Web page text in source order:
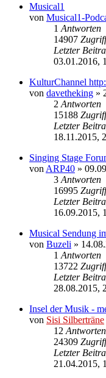
Musical1
von Musical1-
1 Antworten
14907
Letzter
03.01.2016,
KulturChannel
von davetheking »
2 Antworten
15188
Letzter
18.11.2015,
Singing Stage
von ARP40 »
3 Antworten
16995
Letzter
16.09.2015,
Musical Sendung
von Buzeli »
1 Antworten
13722
Letzter
28.08.2015,
Insel der Musik -
von Sisi Silberträne
12 Antworten
24309
Letzter
21.04.2015,